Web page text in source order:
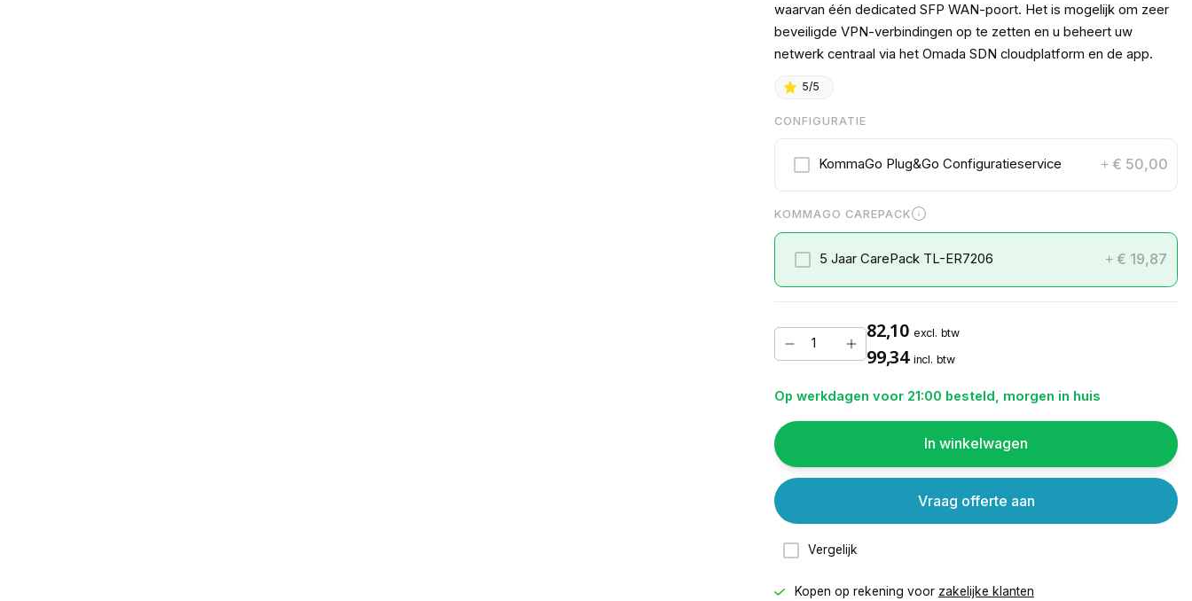
waarvan één dedicated SFP WAN-poort. Het is mogelijk om zeer
beveiligde VPN-verbindingen op te zetten en u beheert uw
netwerk centraal via het Omada SDN cloudplatform en de app.
5/5
CONFIGURATIE
KommaGo Plug&Go Configuratieservice + € 50,00
KOMMAGO CAREPACK
5 Jaar CarePack TL-ER7206 + € 19,87
82,10 excl. btw
99,34 incl. btw
Op werkdagen voor 21:00 besteld, morgen in huis
In winkelwagen
Vergelijk
Vraag offerte aan
Kopen op rekening voor zakelijke klanten